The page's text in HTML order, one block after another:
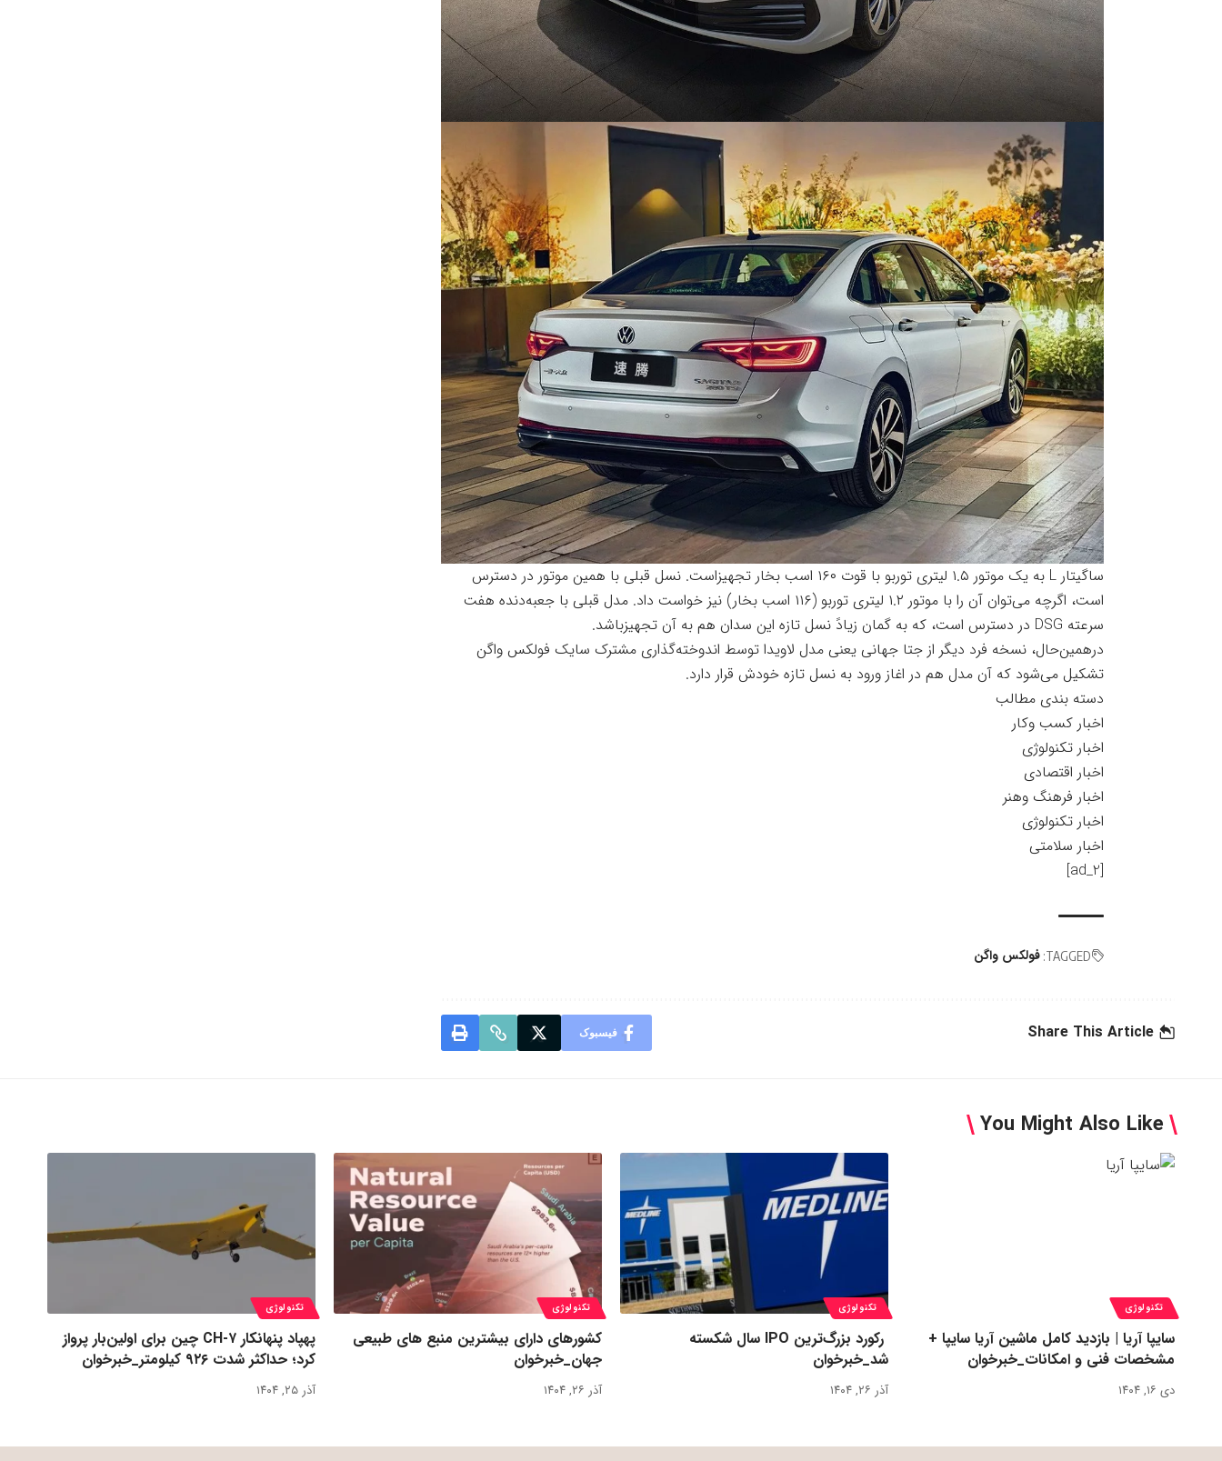
ساگیتار L به یک موتور ۱.۵ لیتری توربو با قوت ۱۶۰ اسب بخار تجهیزاست. نسل قبلی با همین موتور در دسترس
است، اگرچه می‌توان آن را با موتور ۱.۲ لیتری توربو (۱۱۶ اسب بخار) نیز خواست داد. مدل قبلی با جعبه‌دنده هفت
سرعته DSG در دسترس است، که به گمان زیادً نسل تازه این سدان هم به آن تجهیزباشد.
درهمین‌حال، نسخه فرد دیگر از جتا جهانی یعنی مدل لاویدا توسط اندوخته‌گذاری مشترک سایک فولکس واگن
تشکیل می‌شود که آن مدل هم در اغاز ورود به نسل تازه خودش قرار دارد.
دسته بندی مطالب
اخبار کسب وکار
اخبار تکنولوژی
اخبار اقتصادی
اخبار فرهنگ وهنر
اخبار تکنولوژی
اخبار سلامتی
[ad_2]
TAGGED: فولکس واگن
Share This Article فیسبوک
You Might Also Like
تکنولوژی
سایپا آریا | بازدید کامل ماشین آریا سایپا +
مشخصات فنی و امکانات_خبرخوان
دی ۱۶, ۱۴۰۴
تکنولوژی
رکورد بزرگ‌ترین IPO سال شکسته
شد_خبرخوان
آذر ۲۶, ۱۴۰۴
تکنولوژی
کشورهای دارای بیشترین منبع های طبیعی
جهان_خبرخوان
آذر ۲۶, ۱۴۰۴
تکنولوژی
پهپاد پنهانکار CH-۷ چین برای اولین‌بار پرواز
کرد؛ حداکثر شدت ۹۲۶ کیلومتر_خبرخوان
آذر ۲۵, ۱۴۰۴